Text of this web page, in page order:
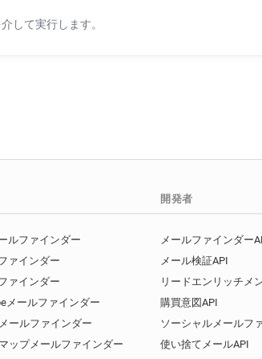
c*********@ecologique-
して実行します。
ルファインダー
ァインダー
ァインダー
メールファインダー
ールファインダー
ップメールファインダー
開発者
メールファインダー
メール検証API
リードエンリッチメ
購買意図API
ソーシャルメールフ
使い捨てメールAPI